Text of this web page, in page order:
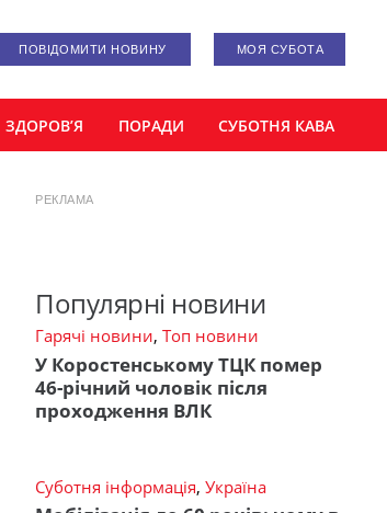
ПОВІДОМИТИ НОВИНУ МОЯ СУБОТА
ЗДОРОВ’Я ПОРАДИ СУБОТНЯ КАВА
РЕКЛАМА
Популярні новини
Гарячі новини, Топ новини
У Коростенському ТЦК помер
46-річний чоловік після
проходження ВЛК
Суботня інформація, Україна